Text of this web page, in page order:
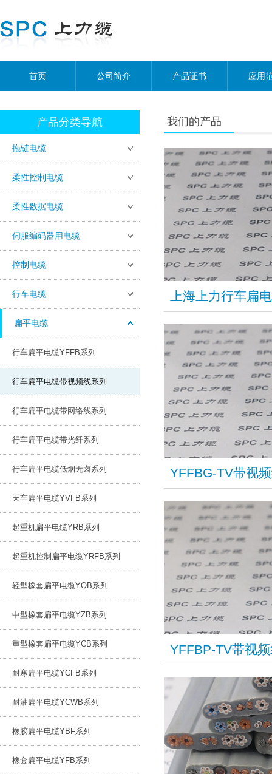
首页 公司简介 产品证书 应用
产品分类导航
拖链电缆
柔性控制电缆
柔性数据电缆
伺服编码器用电缆
控制电缆
行车电缆
扁平电缆
行车扁平电缆YFFB系列
行车扁平电缆带视频线系列
行车扁平电缆带网络线系列
行车扁平电缆带光纤系列
行车扁平电缆低烟无卤系列
天车扁平电缆YVFB系列
起重机扁平电缆YRB系列
起重机控制扁平电缆YRFB系列
轻型橡套扁平电缆YQB系列
中型橡套扁平电缆YZB系列
重型橡套扁平电缆YCB系列
耐寒扁平电缆YCFB系列
耐油扁平电缆YCWB系列
橡胶扁平电缆YBF系列
橡套扁平电缆YFB系列
我们的产品
上海上力行车扁
YFFBG-TV带视
​YFFBP-TV带视